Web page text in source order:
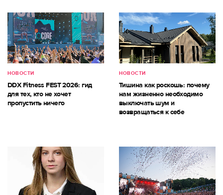
НОВОСТИ
DDX Fitness FEST 2026: гид
для тех, кто не хочет
пропустить ничего
НОВОСТИ
Тишина как роскошь: почему
нам жизненно необходимо
выключать шум и
возвращаться к себе